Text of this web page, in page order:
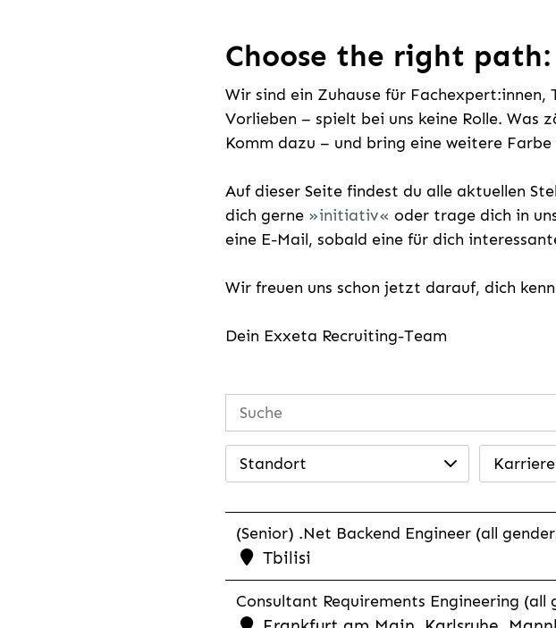
Choose the right
Wir sind ein Zuhause für
Vorlieben – spielt bei uns keine Rolle. Was
Komm dazu – und bring eine weitere
Auf dieser Seite findest du alle aktuellen
dich gerne
initiativ oder trage dich in
eine E-Mail, sobald eine für dich
Wir freuen uns schon jetzt darauf, dich
Dein Exxeta Recruiting-Team
Standort
(Senior) .Net Backend Engineer (all
Tbilisi
Consultant Requirements Engineering (all